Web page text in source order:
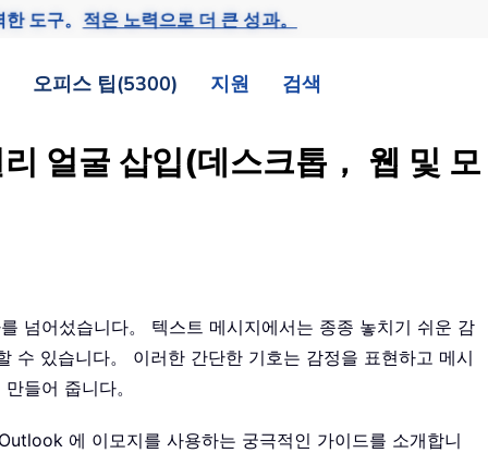
도구。 적은 노력으로 더 큰 성과。
오피스 팁(5300) 지원 검색
얼굴 삽입(데스크톱， 웹 및 모
넘어섰습니다。 텍스트 메시지에서는 종종 놓치기 쉬운 감
수 있습니다。 이러한 간단한 기호는 감정을 표현하고 메시
들어 줍니다。
에 이모지를 사용하는 궁극적인 가이드를 소개합니